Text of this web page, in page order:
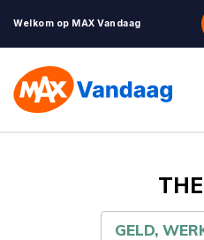
Welkom op MAX Vandaag
GELD,